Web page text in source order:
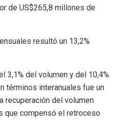
de US$265,8 millones de
resultó un 13,2%
3,1% del volumen y del 10,4%
términos interanuales fue un
recuperación del volumen
que compensó el retroceso